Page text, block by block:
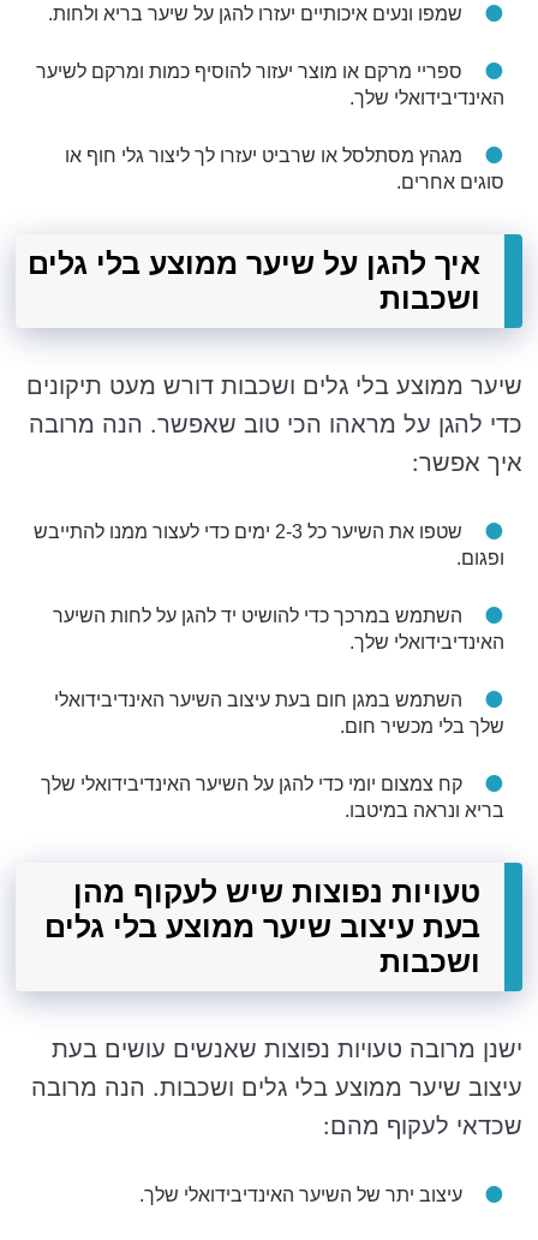
שמפו ונעים איכותיים יעזרו להגן על שיער בריא ולחות.
ספריי מרקם או מוצר יעזור להוסיף כמות ומרקם לשיער
האינדיבידואלי שלך.
מגהץ מסתלסל או שרביט יעזרו לך ליצור גלי חוף או
סוגים אחרים.
איך להגן על שיער ממוצע בלי גלים
ושכבות
שיער ממוצע בלי גלים ושכבות דורש מעט תיקונים
כדי להגן על מראהו הכי טוב שאפשר. הנה מרובה
איך אפשר:
שטפו את השיער כל 2-3 ימים כדי לעצור ממנו להתייבש
ופגום.
השתמש במרכך כדי להושיט יד להגן על לחות השיער
האינדיבידואלי שלך.
השתמש במגן חום בעת עיצוב השיער האינדיבידואלי
שלך בלי מכשיר חום.
קח צמצום יומי כדי להגן על השיער האינדיבידואלי שלך
בריא ונראה במיטבו.
טעויות נפוצות שיש לעקוף מהן
בעת ​​עיצוב שיער ממוצע בלי גלים
ושכבות
ישנן מרובה טעויות נפוצות שאנשים עושים בעת
עיצוב שיער ממוצע בלי גלים ושכבות. הנה מרובה
שכדאי לעקוף מהם:
עיצוב יתר של השיער האינדיבידואלי שלך.